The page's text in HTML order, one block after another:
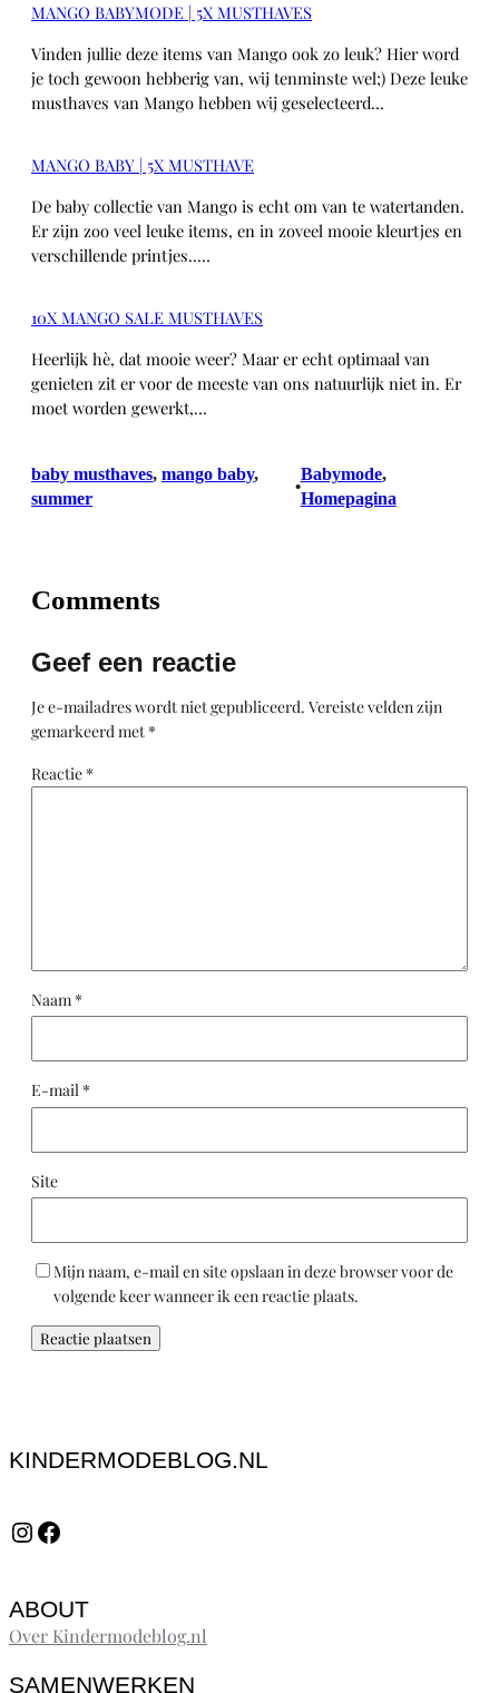
MANGO BABYMODE | 5X MUSTHAVES
Vinden jullie deze items van Mango ook zo leuk? Hier word
je toch gewoon hebberig van, wij tenminste wel;) Deze leuke
musthaves van Mango hebben wij geselecteerd…
MANGO BABY | 5X MUSTHAVE
De baby collectie van Mango is echt om van te watertanden.
Er zijn zoo veel leuke items, en in zoveel mooie kleurtjes en
verschillende printjes..…
10X MANGO SALE MUSTHAVES
Heerlijk hè, dat mooie weer? Maar er echt optimaal van
genieten zit er voor de meeste van ons natuurlijk niet in. Er
moet worden gewerkt,…
baby musthaves, mango baby
summer
•
Babymode ,
Homepagina
Comments
Geef een reactie
Je e-mailadres wordt niet gepubliceerd. Vereiste velden zijn
gemarkeerd met *
Reactie *
Naam *
E-mail *
Site
Mijn naam, e-mail en site opslaan in deze browser voor de
volgende keer wanneer ik een reactie plaats.
KINDERMODEBLOG.NL
InstagramFacebook
ABOUT
Over Kindermodeblog.nl
SAMENWERKEN